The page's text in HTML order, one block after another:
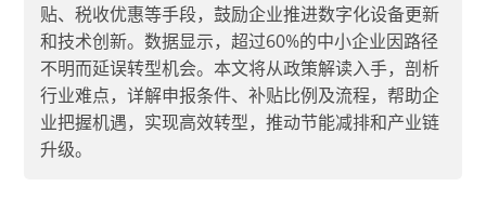
贴、税收优惠等手段，鼓励企业推进数字化设备更新
和技术创新。数据显示，超过60%的中小企业因路径
不明而延误转型机会。本文将从政策解读入手，剖析
行业难点，详解申报条件、补贴比例及流程，帮助企
业把握机遇，实现高效转型，推动节能减排和产业链
升级。